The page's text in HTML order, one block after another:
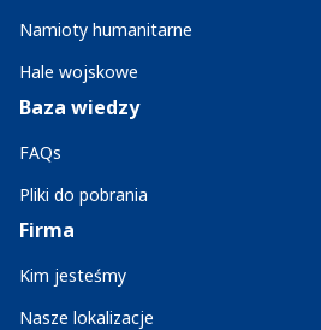
Namioty humanitarne
Hale wojskowe
Baza wiedzy
FAQs
Pliki do pobrania
Firma
Kim jesteśmy
Nasze lokalizacje